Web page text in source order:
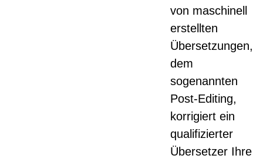
von maschinell
erstellten
Übersetzungen,
dem
sogenannten
Post-Editing,
korrigiert ein
qualifizierter
Übersetzer Ihre